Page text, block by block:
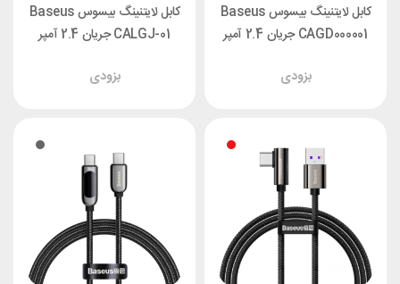
کابل لایتنینگ بیسوس Baseus
CAGD000001 جریان 2.4 آمپر
بزودی
کابل لایتنینگ بیسوس Baseus
CALGJ-01 جریان 2.4 آمپر
بزودی